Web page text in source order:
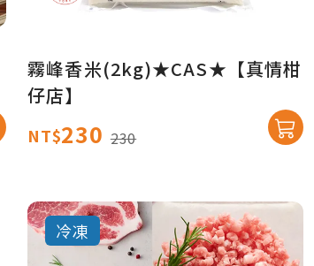
霧峰香米(2kg)★CAS★【真情柑
仔店】
NT$230 230
冷凍